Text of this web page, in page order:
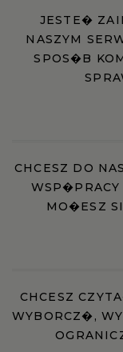
JESTE�
NASZYM
SPOS�B
CHCESZ DO
MO�ESZ
CHCESZ
WYBORCZ�,